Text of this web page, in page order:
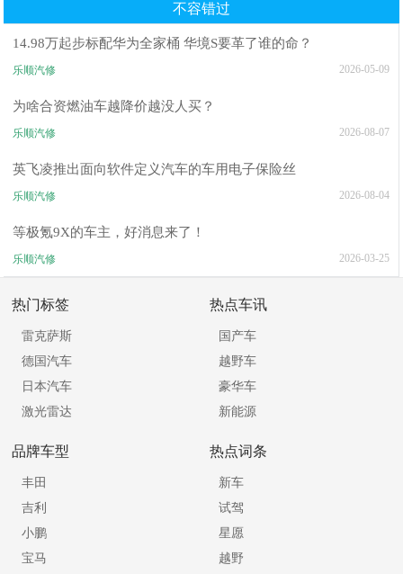
不容错过
14.98万起步标配华为全家桶 华境S要革了谁的命？
乐顺汽修 2026-05-09
为啥合资燃油车越降价越没人买？
乐顺汽修 2026-08-07
英飞凌推出面向软件定义汽车的车用电子保险丝
乐顺汽修 2026-08-04
等极氪9X的车主，好消息来了！
乐顺汽修 2026-03-25
热门标签
雷克萨斯
德国汽车
日本汽车
激光雷达
热点车讯
国产车
越野车
豪华车
新能源
品牌车型
丰田
吉利
小鹏
宝马
热点词条
新车
试驾
星愿
越野